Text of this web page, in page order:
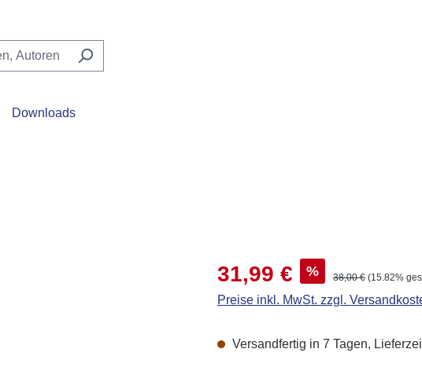
Downloads
Verkaufspreis:
31,99 € % Regulärer Preis:
38,00 € (15.82%
Preise inkl. MwSt. zzgl.
Versandfertig in 7 Tagen,